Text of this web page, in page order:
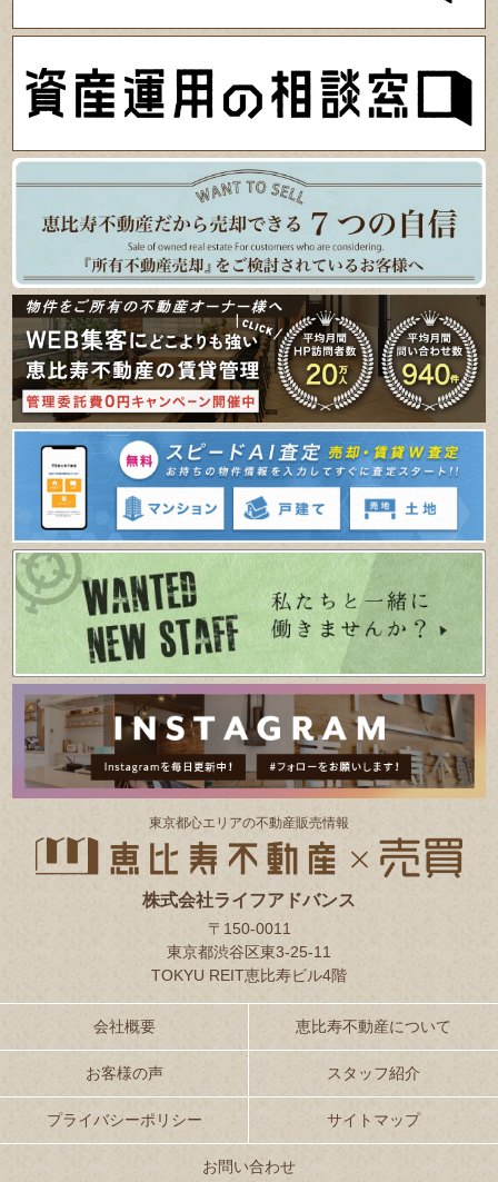
東京都⼼エリアの不動産販売情報
株式会社ライフアドバンス
〒150-0011
東京都渋谷区東3-25-11
TOKYU REIT恵比寿ビル4階
会社概要 恵比寿不動産について
お客様の声 スタッフ紹介
プライバシーポリシー サイトマップ
お問い合わせ